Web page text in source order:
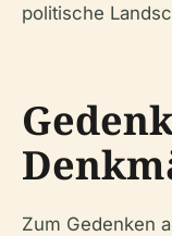
politische
Zum Gedenken